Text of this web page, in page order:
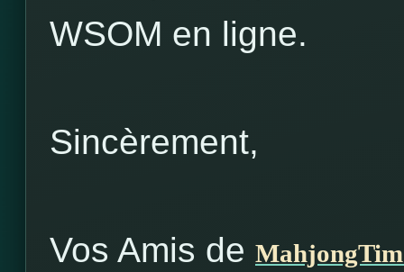
WSOM en ligne.
Sincèrement,
Vos Amis de